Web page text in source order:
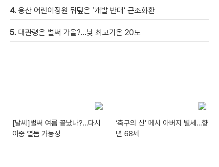
4. 용산 어린이정원 뒤덮은 ‘개발 반대’ 근조화환
5. 대관령은 벌써 가을?…낮 최고기온 20도
[날씨]벌써 여름 끝났나?…다시
이중 열돔 가능성
‘축구의 신’ 메시 아버지 별세…향
년 68세